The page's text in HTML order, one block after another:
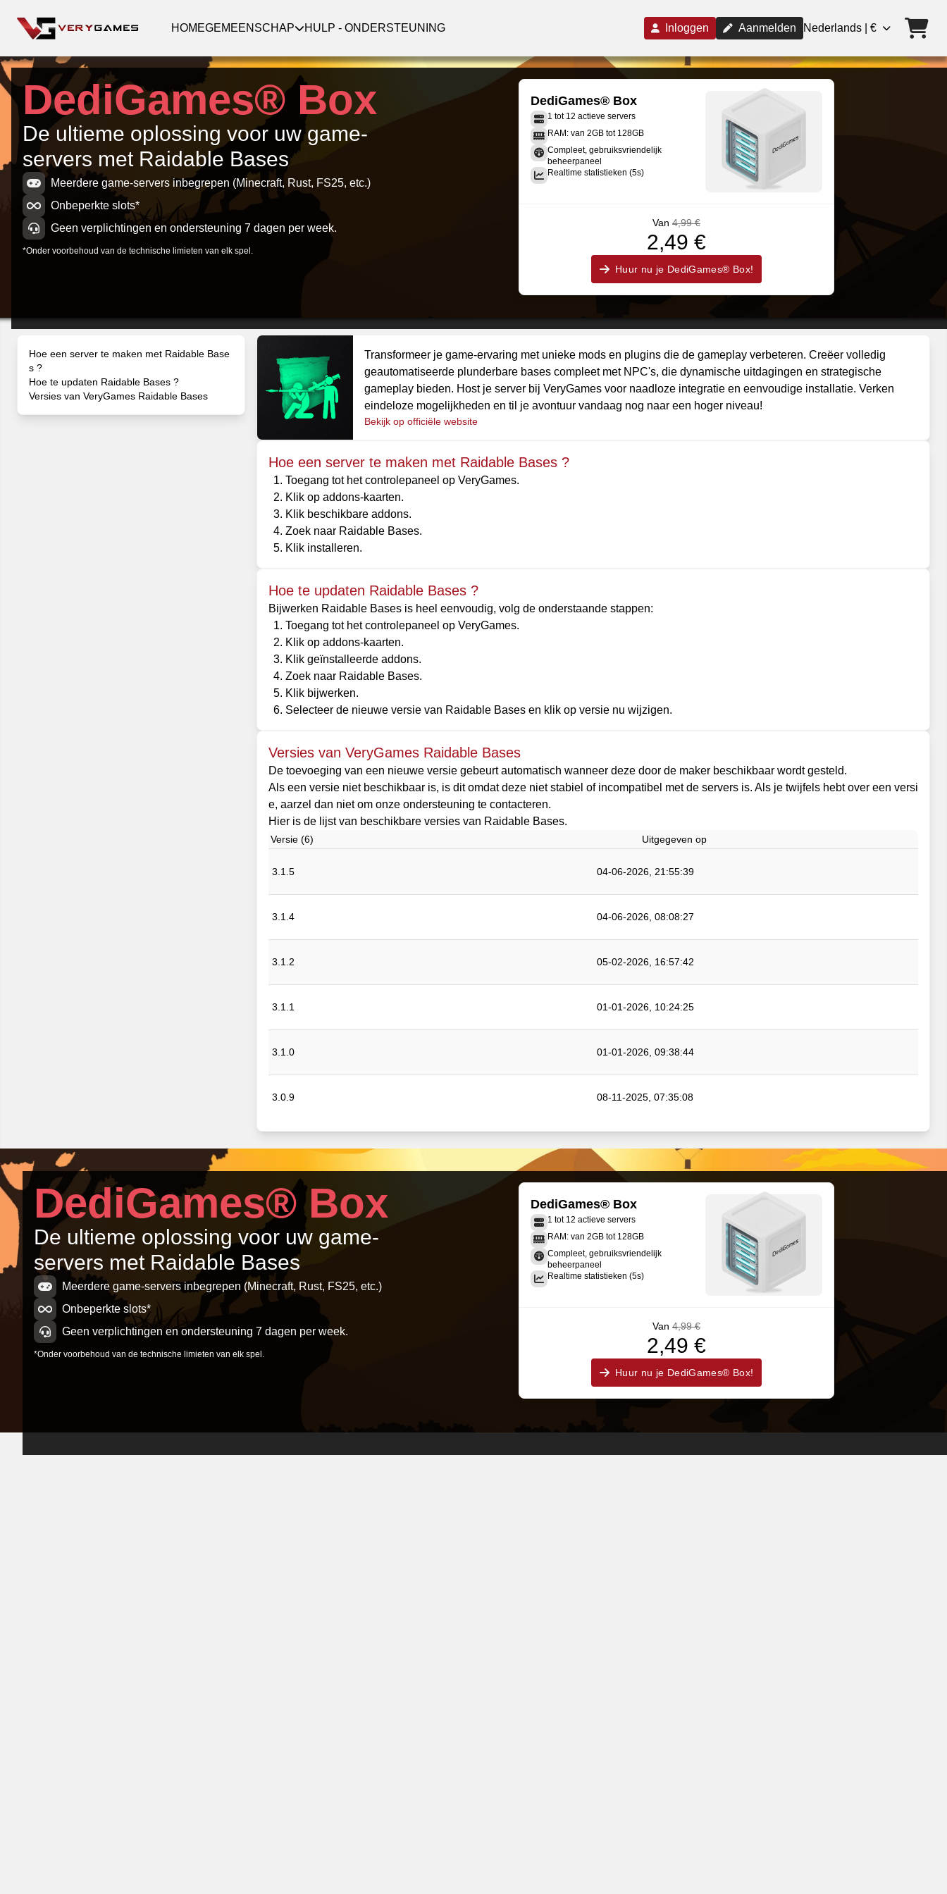
HOMEGEMEENSCHAP HULP - ONDERSTEUNING Inloggen Aanmelden Nederlands | €
DediGames® Box
De ultieme oplossing voor uw game-
servers met Raidable Bases
Meerdere game-servers inbegrepen (Minecraft, Rust, FS25, etc.)
Onbeperkte slots*
Geen verplichtingen en ondersteuning 7 dagen per week.
*Onder voorbehoud van de technische limieten van elk spel.
DediGames® Box
1 tot 12 actieve servers
RAM: van 2GB tot 128GB
Compleet, gebruiksvriendelijk
beheerpaneel
Realtime statistieken (5s)
Van 4,99 €
2,49 €
Huur nu je DediGames® Box!
Hoe een server te maken met Raidable Base
s ?
Hoe te updaten Raidable Bases ?
Versies van VeryGames Raidable Bases
Transformeer je game-ervaring met unieke mods en plugins die de gameplay verbeteren. Creëer volledig
geautomatiseerde plunderbare bases compleet met NPC's, die dynamische uitdagingen en strategische
gameplay bieden. Host je server bij VeryGames voor naadloze integratie en eenvoudige installatie. Verken
eindeloze mogelijkheden en til je avontuur vandaag nog naar een hoger niveau!
Bekijk op officiële website
Hoe een server te maken met Raidable Bases ?
Toegang tot het controlepaneel op VeryGames.
Klik op addons-kaarten.
Klik beschikbare addons.
Zoek naar Raidable Bases.
Klik installeren.
Hoe te updaten Raidable Bases ?
Bijwerken Raidable Bases is heel eenvoudig, volg de onderstaande stappen:
Toegang tot het controlepaneel op VeryGames.
Klik op addons-kaarten.
Klik geïnstalleerde addons.
Zoek naar Raidable Bases.
Klik bijwerken.
Selecteer de nieuwe versie van Raidable Bases en klik op versie nu wijzigen.
Versies van VeryGames Raidable Bases
De toevoeging van een nieuwe versie gebeurt automatisch wanneer deze door de maker beschikbaar wordt gesteld.
Als een versie niet beschikbaar is, is dit omdat deze niet stabiel of incompatibel met de servers is. Als je twijfels hebt over een versi
e, aarzel dan niet om onze ondersteuning te contacteren.
Hier is de lijst van beschikbare versies van Raidable Bases.
Versie (6) Uitgegeven op
3.1.5 04-06-2026, 21:55:39
3.1.4 04-06-2026, 08:08:27
3.1.2 05-02-2026, 16:57:42
3.1.1 01-01-2026, 10:24:25
3.1.0 01-01-2026, 09:38:44
3.0.9 08-11-2025, 07:35:08
DediGames® Box
De ultieme oplossing voor uw game-
servers met Raidable Bases
Meerdere game-servers inbegrepen (Minecraft, Rust, FS25, etc.)
Onbeperkte slots*
Geen verplichtingen en ondersteuning 7 dagen per week.
*Onder voorbehoud van de technische limieten van elk spel.
DediGames® Box
1 tot 12 actieve servers
RAM: van 2GB tot 128GB
Compleet, gebruiksvriendelijk
beheerpaneel
Realtime statistieken (5s)
Van 4,99 €
2,49 €
Huur nu je DediGames® Box!